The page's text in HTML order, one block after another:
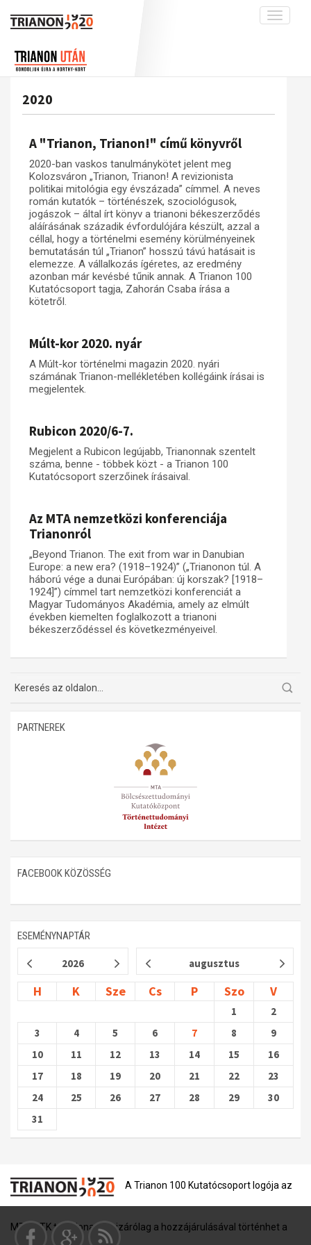
Toggle
A békerendszer megszilárdulása
Utókor és emlékezet
Adatbázis
Emlékművek (feltöltés alatt)
Menekültek
Visszhang
Publikációk
Kapcsolat
Trianon-kommentár
Dokumentumok
2020
A "Trianon, Trianon!" című könyvről
2020-ban vaskos tanulmánykötet jelent meg
Kolozsváron „Trianon, Trianon! A revizionista
politikai mitológia egy évszázada” címmel. A neves
román kutatók – történészek, szociológusok,
jogászok – által írt könyv a trianoni békeszerződés
aláírásának századik évfordulójára készült, azzal a
céllal, hogy a történelmi esemény körülményeinek
bemutatásán túl „Trianon” hosszú távú hatásait is
elemezze. A vállalkozás ígéretes, az eredmény
azonban már kevésbé tűnik annak. A Trianon 100
Kutatócsoport tagja, Zahorán Csaba írása a
kötetről.
Múlt-kor 2020. nyár
A Múlt-kor történelmi magazin 2020. nyári
számának Trianon-mellékletében kollégáink írásai is
megjelentek.
Rubicon 2020/6-7.
Megjelent a Rubicon legújabb, Trianonnak szentelt
száma, benne - többek közt - a Trianon 100
Kutatócsoport szerzőinek írásaival.
Az MTA nemzetközi konferenciája
Trianonról
„Beyond Trianon. The exit from war in Danubian
Europe: a new era? (1918–1924)” („Trianonon túl. A
háború vége a dunai Európában: új korszak? [1918–
1924]”) címmel tart nemzetközi konferenciát a
Magyar Tudományos Akadémia, amely az elmúlt
években kiemelten foglalkozott a trianoni
békeszerződéssel és következményeivel.
PARTNEREK
FACEBOOK KÖZÖSSÉG
ESEMÉNYNAPTÁR
2026 augusztus
H K Sze Cs P Szo V
1
2
3
4 5 6 7 8
9
10
11 12 13 14 15
16
17
18 19 20 21 22
23
24
25 26 27 28 29
30
31
A Trianon 100 Kutatócsoport logója az
MTA BTK tulajdona, és kizárólag a hozzájárulásával történhet a